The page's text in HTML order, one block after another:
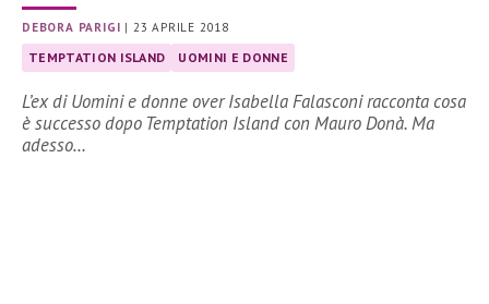
DEBORA PARIGI | 23 APRILE 2018
TEMPTATION ISLAND UOMINI E DONNE
L’ex di Uomini e donne over Isabella Falasconi racconta cosa
è successo dopo Temptation Island con Mauro Donà. Ma
adesso…